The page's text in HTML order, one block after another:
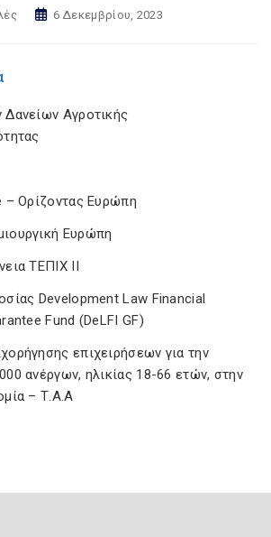
6 Δεκεμβρίου, 2023
Αγροτικής
– Ορίζοντας Ευρώπη
Ευρώπη
ΤΕΠΙΧ ΙΙ
Development Law Financial
Fund (DeLFI GF)
επιχειρήσεων για την
ανέργων, ηλικίας 18-66 ετών, στην
– Τ.Α.Α